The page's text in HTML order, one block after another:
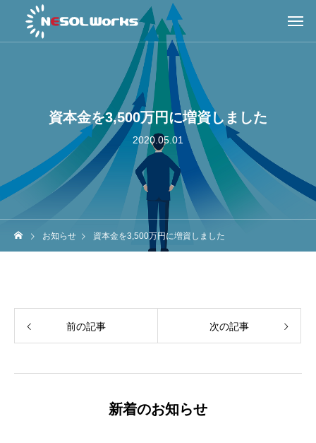
資本金を3,500万円に増資しました
2020.05.01
お知らせ 資本金を3,500万円に増資しました
前の記事 次の記事
新着のお知らせ